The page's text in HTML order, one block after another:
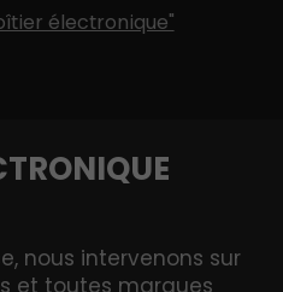
électronique"
nous intervenons sur